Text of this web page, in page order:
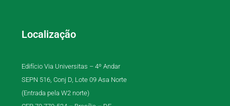
Localização
Edifício Via Universitas – 4º Andar
SEPN 516, Conj D, Lote 09 Asa Norte
(Entrada pela W2 norte)